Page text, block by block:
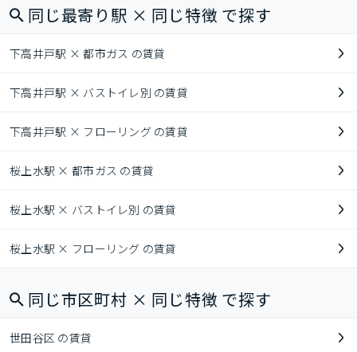
同じ最寄り駅 × 同じ特徴 で探す
下高井戸駅 × 都市ガス の賃貸
下高井戸駅 × バストイレ別 の賃貸
下高井戸駅 × フローリング の賃貸
桜上水駅 × 都市ガス の賃貸
桜上水駅 × バストイレ別 の賃貸
桜上水駅 × フローリング の賃貸
同じ市区町村 × 同じ特徴 で探す
世田谷区 の賃貸